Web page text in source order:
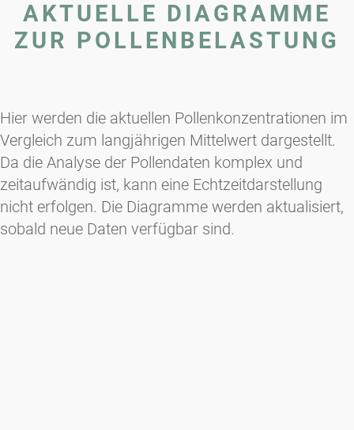
AKTUELLE DIAGRAMME
ZUR POLLENBELASTUNG
Hier werden die aktuellen Pollenkonzentrationen im
Vergleich zum langjährigen Mittelwert dargestellt.
Da die Analyse der Pollendaten komplex und
zeitaufwändig ist, kann eine Echtzeitdarstellung
nicht erfolgen. Die Diagramme werden aktualisiert,
sobald neue Daten verfügbar sind.